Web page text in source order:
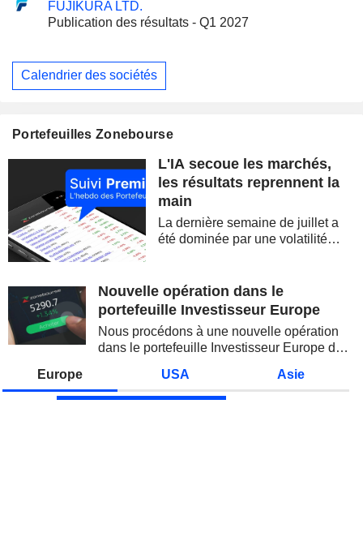
FUJIKURA LTD.
Publication des résultats - Q1 2027
Calendrier des sociétés
Portefeuilles Zonebourse
L'IA secoue les marchés,
les résultats reprennent la
main
La dernière semaine de juillet a
été dominée par une volatilité
semi-conducteurs. Les
inquiétudes sur la soutenabilité
Nouvelle opération dans le
portefeuille Investisseur Europe
Nous procédons à une nouvelle opération
dans le portefeuille Investisseur Europe de
Europe USA Asie